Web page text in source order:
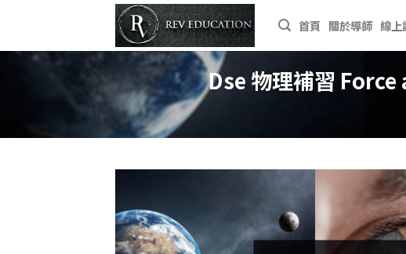
content
首頁 關於導師 線上
Dse 物理補習